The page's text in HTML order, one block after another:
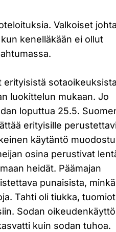
Valkoiset
kenelläkään ei ollut
erityisistä
luokittelun mukaan. Jo
loputtua 25.5.
erityisille
käytäntö
osina perustivat
heidät. Päämajan
punaisista, minkä
Tahti oli tiukka, tuomiot
Sodan
kuin sodan tuhoa.